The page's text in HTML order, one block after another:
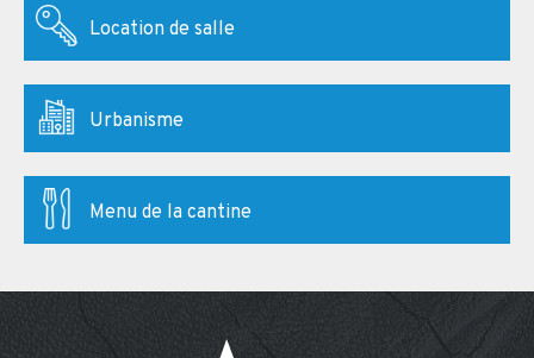
Location de salle
Urbanisme
Menu de la cantine